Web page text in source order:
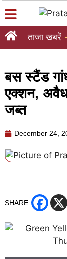
ताजा खबरें
बस स्टैंड
एक्शन, अवैध
जब्त
December 24,
SHARE: